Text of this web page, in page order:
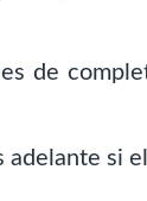
de
adelante si